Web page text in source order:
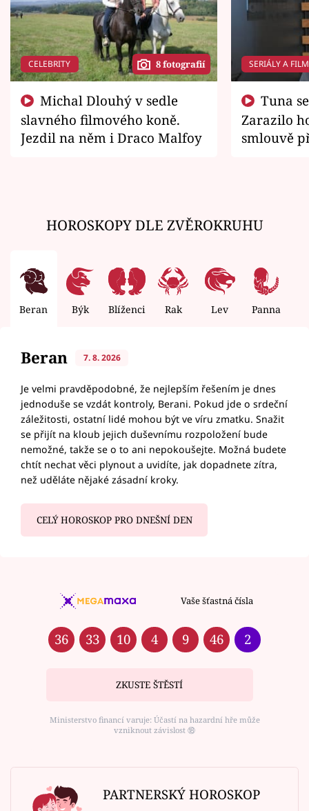
CELEBRITY 8 fotografií
slavného filmového koně.
Jezdil na něm i Draco Malfoy
SERIÁLY A
Zarazilo
smlouvě
HOROSKOPY DLE ZVĚROKRUHU
Beran Býk Blíženci Rak Lev Panna
Beran 7. 8. 2026
Je velmi pravděpodobné, že nejlepším řešením je dnes
jednoduše se vzdát kontroly, Berani. Pokud jde o srdeční
záležitosti, ostatní lidé mohou být ve víru zmatku. Snažit
se přijít na kloub jejich duševnímu rozpoložení bude
nemožné, takže se o to ani nepokoušejte. Možná budete
chtít nechat věci plynout a uvidíte, jak dopadnete zítra,
než uděláte nějaké zásadní kroky.
CELÝ HOROSKOP PRO DNEŠNÍ DEN
Vaše šťastná čísla
36 33 10 4 9 46 2
ZKUSTE ŠTĚSTÍ
Ministerstvo financí varuje: Účastí na hazardní hře může
vzniknout závislost ⑱
PARTNERSKÝ HOROSKOP